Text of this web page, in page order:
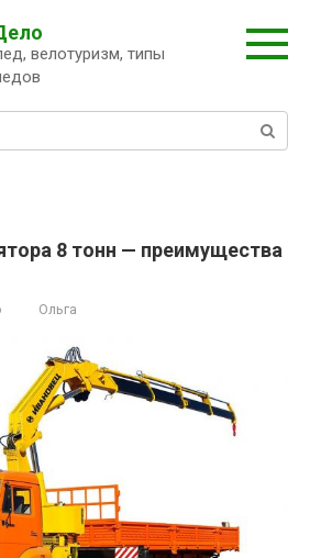
велотуризм, типы
8 тонн — преимущества
Ольга